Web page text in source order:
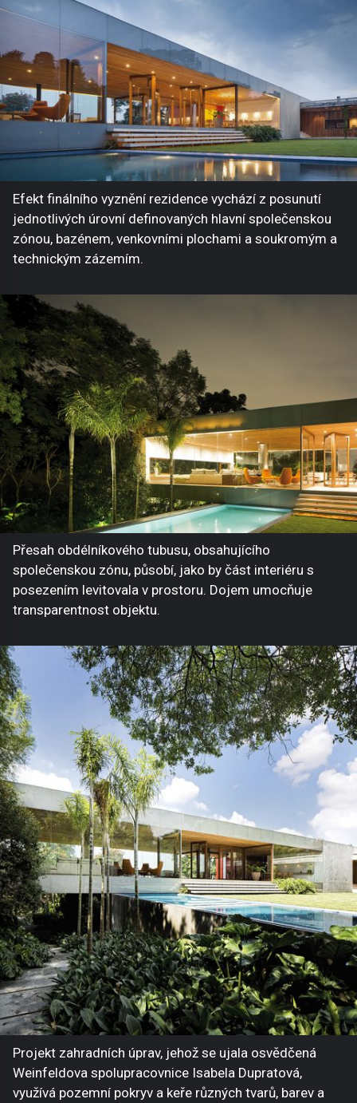
Efekt finálního vyznění rezidence vychází z posunutí
jednotlivých úrovní definovaných hlavní společenskou
zónou, bazénem, venkovními plochami a soukromým a
technickým zázemím.
Přesah obdélníkového tubusu, obsahujícího
společenskou zónu, působí, jako by část interiéru s
posezením levitovala v prostoru. Dojem umocňuje
transparentnost objektu.
Projekt zahradních úprav, jehož se ujala osvědčená
Weinfeldova spolupracovnice Isabela Dupratová,
využívá pozemní pokryv a keře různých tvarů, barev a